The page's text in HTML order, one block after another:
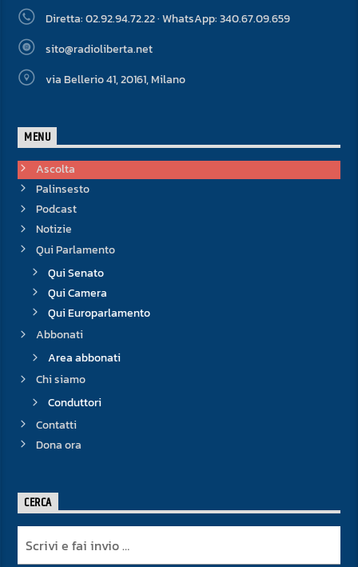
Diretta: 02.92.94.72.22 · WhatsApp: 340.67.09.659
sito@radioliberta.net
via Bellerio 41, 20161, Milano
MENU
Ascolta
Palinsesto
Podcast
Notizie
Qui Parlamento
Qui Senato
Qui Camera
Qui Europarlamento
Abbonati
Area abbonati
Chi siamo
Conduttori
Contatti
Dona ora
CERCA